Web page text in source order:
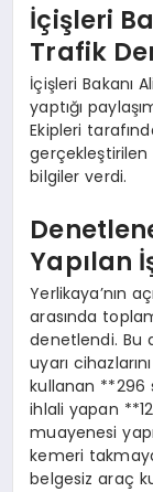
İçişleri
Trafik
İçişleri Bakanı
yaptığı
Ekipleri
gerçekleştirilen
bilgiler verdi.
Yapılan
Yerlikaya’nın
arasında
denetlendi. Bu
uyarı
kullanan **296
ihlali yapan
muayenesi
kemeri
belgesiz araç